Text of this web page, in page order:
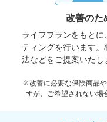
改善のた
ライフプランをもと
ティングを行います
法などをご提案いたし
※改善に必要な保険商品
すが、ご希望されない場